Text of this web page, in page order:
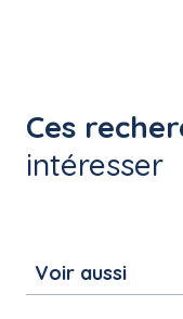
Ces
intéresser
Voir aussi